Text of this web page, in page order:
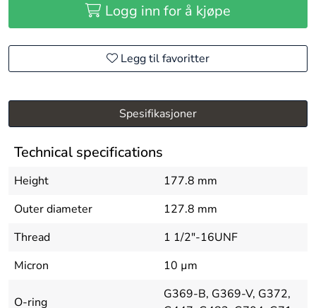
Logg inn for å kjøpe
Legg til favoritter
Spesifikasjoner
Technical specifications
Height
177.8 mm
Outer diameter
127.8 mm
Thread
1 1/2"-16UNF
Micron
10 µm
O-ring
G369-B, G369-V, G372,